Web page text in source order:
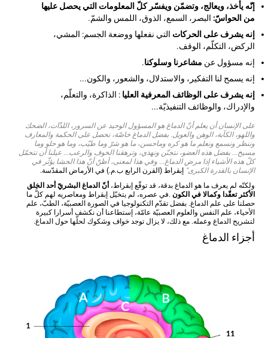
إنّه يأخذ، ويعالج، وتضمّن ويفسّر كلّ المعلومات التي يحصل عليها
من الحواسّ: البصر، السمع، الذوق، اللمس والشمّ.
إنه يشرف على الحركات التي نفعلها ووضعة الجسم: المشي،
الركض، التكلّم، الوقف.
إنه مسؤول عن مشاعرنا وسلوكنا.
إنه يسمح لنا التفكير، والاستدلال، والشعور، والكون...
إنه يشرف على الوظائف المعرفية العليا: الذاكرة، والتعلّم،
والإدراك، والوظائف التنفيذيّة...
على الإنسان أن يعلم أنّ الدماغ هو المسؤول الوحيد عن السرور، اللذّات، الضحك
واللهو، الكآبة، الوهن والعويل. بفضل الدماغ خاصّة، نحصل على الحكمة والمعارف
وننظر ونسمع ونعلم ما هو كره وماحسن، ما هو شرّ وما طيّب، وما هو حلو وما
مسيخ... بفضل هذه العضو، نتجنّن ونهذي، وترهقنا الخوف والرعب... عيلنا أن نتحمّل
كلّ هذه الأشياء إذا مرض الدماغ... وفي هذا لمعنى، أظنّ أنّ هذا الحشا يؤثّر في
الإنسان بالقدرة الكبرى"إبقراط (القرن الرابع ب.م.) في الأرماض المقدّسة.
ولكنّه لم يعرف ما هو الدماغ بدقة، قد توقّع إبقراط،أنّ الدماغ البشريّ أحد الخلق
الأكثر تعقّدا وكمالا في الكون .في عصره، لم يتخيّل إبقراط ومعاصريه لهم كلُّ ما
حصلنا على علم الدماغ. بفضل تقدّم التكنولوجيا في الصورة العصبيّة، الطبّ، علم
الأحياء، علم النفس والعلوم العصبيّة عامّة، إستطاعنا أن نكشف أسرارا كبيرة
لتشريح الدماغ وعمله. مع ذلك، لا يزال توجد خواف وشكوك لحلّها حول الدماغ.
أجزاء الدماغ